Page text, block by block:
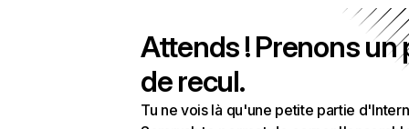
Attends ! Prenons un
de recul.
Tu ne vois là qu'une petite partie